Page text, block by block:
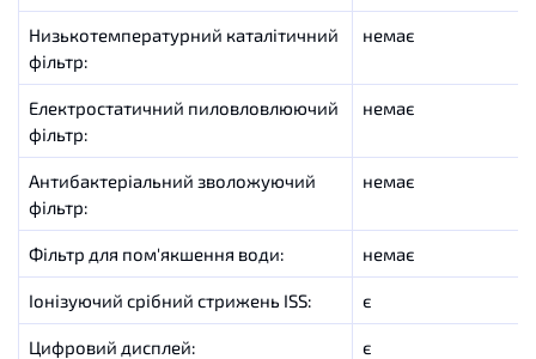
Низькотемпературний каталітичний
фільтр:
немає
Електростатичний пиловловлюючий
фільтр:
немає
Антибактеріальний зволожуючий
фільтр:
немає
Фільтр для пом'якшення води: немає
Іонізуючий срібний стрижень ISS: є
Цифровий дисплей: є